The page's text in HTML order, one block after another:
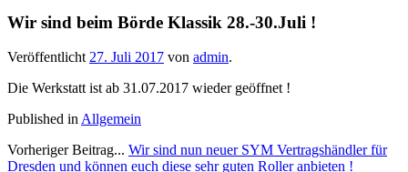
Wir sind beim Börde Klassik 28.-30.Juli !
Veröffentlicht27. Juli 2017 von admin.
Die Werkstatt ist ab 31.07.2017 wieder geöffnet !
Published inAllgemein
Vorheriger Beitrag... Wir sind nun neuer SYM Vertragshändler für
Dresden und können euch diese sehr guten Roller anbieten !